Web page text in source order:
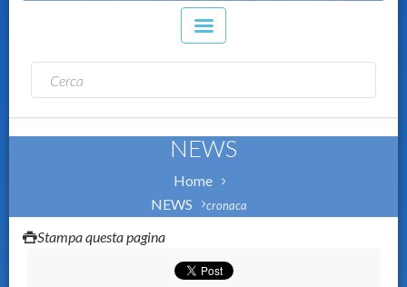
NEWS
Home
NEWS
cronaca
Stampa questa pagina